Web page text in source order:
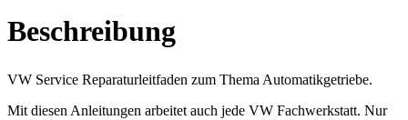
Beschreibung
VW Service Reparaturleitfaden zum Thema Automatikgetriebe.
Mit diesen Anleitungen arbeitet auch jede VW Fachwerkstatt. Nur